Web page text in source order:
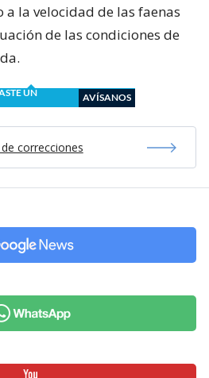
a la velocidad de las faenas
de las condiciones de
UN
AVÍSANOS
correcciones